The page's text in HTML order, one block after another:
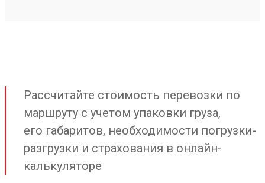
Рассчитайте стоимость перевозки по
маршруту с учетом упаковки груза,
его габаритов, необходимости погрузки-
разгрузки и страхования в онлайн-
калькуляторе